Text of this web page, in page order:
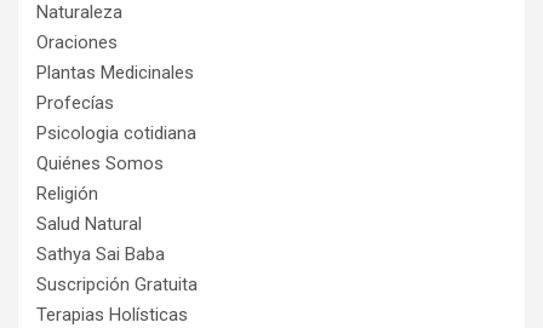
Naturaleza
Oraciones
Plantas Medicinales
Profecías
Psicologia cotidiana
Quiénes Somos
Religión
Salud Natural
Sathya Sai Baba
Suscripción Gratuita
Terapias Holísticas